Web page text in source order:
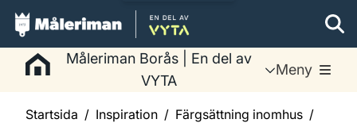
Måleriman Borås | En del av
VYTA
Meny
Startsida Inspiration
Färgsättning inomhus